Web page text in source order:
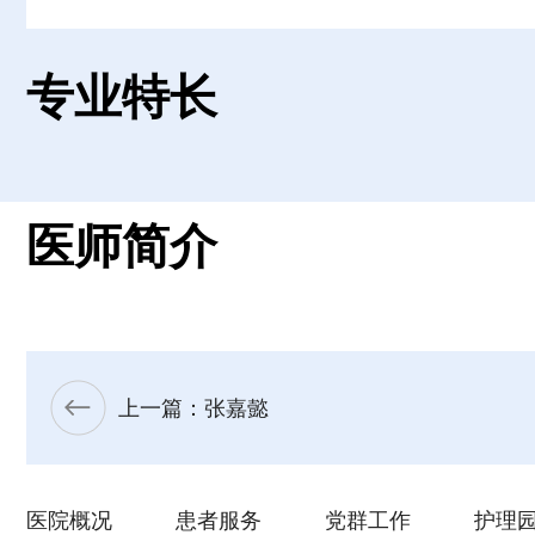
专业特长
医师简介
上一篇：张嘉懿
医院概况 患者服务 党群工作 护理